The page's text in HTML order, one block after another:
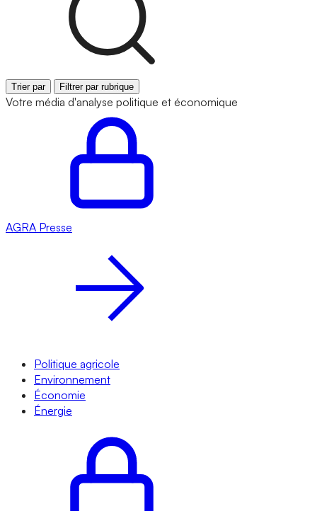
Trier par Filtrer par rubrique
Votre média d'analyse politique et économique
AGRA Presse
Politique agricole
Environnement
Économie
Énergie